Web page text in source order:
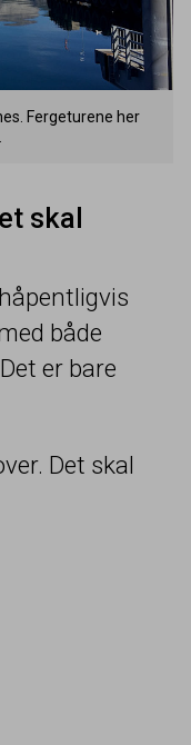
Fergeturene her
skal
både
er bare
Det skal